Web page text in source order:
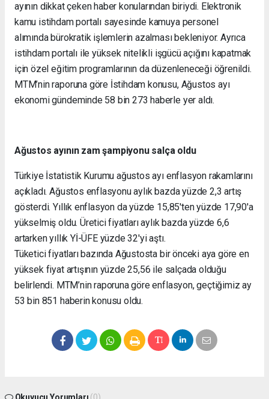
ayının dikkat çeken haber konularından biriydi. Elektronik
kamu istihdam portalı sayesinde kamuya personel
alımında bürokratik işlemlerin azalması bekleniyor. Ayrıca
istihdam portalı ile yüksek nitelikli işgücü açığını kapatmak
için özel eğitim programlarının da düzenleneceği öğrenildi.
MTM’nin raporuna göre İstihdam konusu, Ağustos ayı
ekonomi gündeminde 58 bin 273 haberle yer aldı.
Ağustos ayının zam şampiyonu salça oldu
Türkiye İstatistik Kurumu ağustos ayı enflasyon rakamlarını
açıkladı. Ağustos enflasyonu aylık bazda yüzde 2,3 artış
gösterdi. Yıllık enflasyon da yüzde 15,85'ten yüzde 17,90'a
yükselmiş oldu. Üretici fiyatları aylık bazda yüzde 6,6
artarken yıllık Yİ-ÜFE yüzde 32'yi aştı.
Tüketici fiyatları bazında Ağustosta bir önceki aya göre en
yüksek fiyat artışının yüzde 25,56 ile salçada olduğu
belirlendi. MTM’nin raporuna göre enflasyon, geçtiğimiz ay
53 bin 851 haberin konusu oldu.